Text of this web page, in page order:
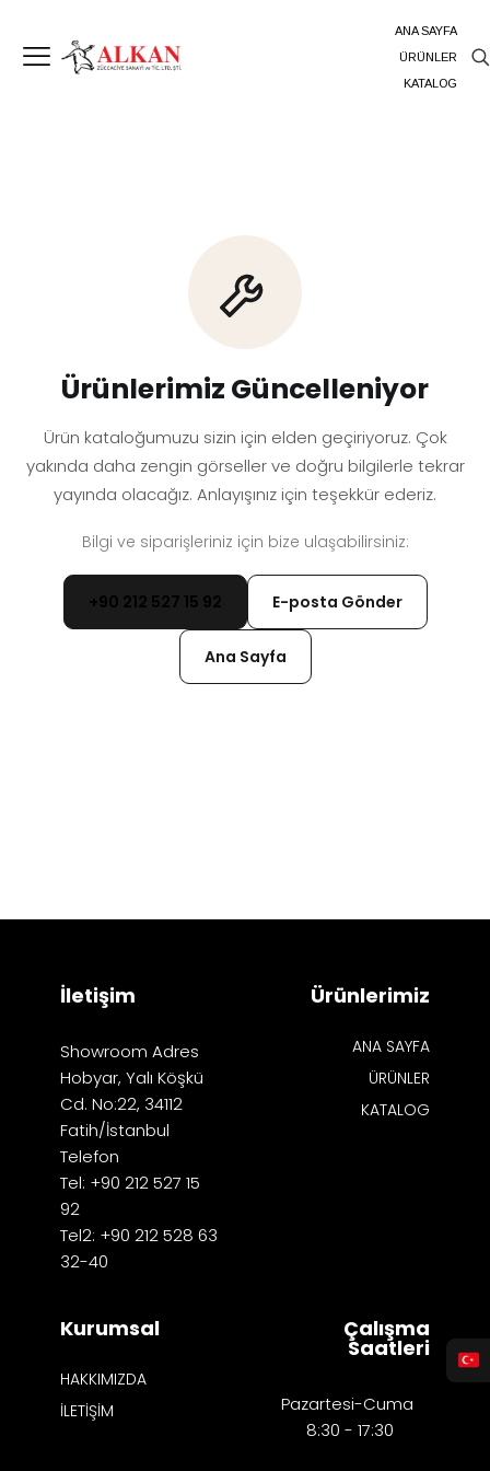
ANA SAYFA
ÜRÜNLER
KATALOG
Ürünlerimiz Güncelleniyor
Ürün kataloğumuzu sizin için elden geçiriyoruz. Çok
yakında daha zengin görseller ve doğru bilgilerle tekrar
yayında olacağız. Anlayışınız için teşekkür ederiz.
Bilgi ve siparişleriniz için bize ulaşabilirsiniz:
+90 212 527 15 92 E-posta Gönder
Ana Sayfa
İletişim
Showroom Adres
Hobyar, Yalı Köşkü
Cd. No:22, 34112
Fatih/İstanbul
Telefon
Tel: +90 212 527 15
92
Tel2: +90 212 528 63
32-40
Ürünlerimiz
ANA SAYFA
ÜRÜNLER
KATALOG
Kurumsal
HAKKIMIZDA
İLETİŞİM
Çalışma
Saatleri
Pazartesi-Cuma
8:30 - 17:30​​